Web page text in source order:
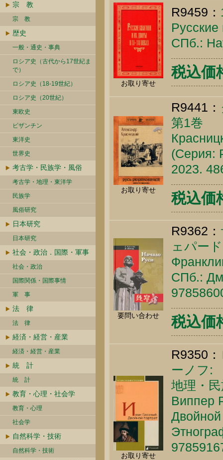
宗 教
宗 教
歴史
一般・通史・事典
ロシア史（古代から17世紀ま
で）
ロシア史（18-19世紀）
ロシア史（20世紀）
東欧史
ビザンチン
東洋史
世界史
考古学・民族学・風俗
考古学・地理・東洋学
民族学
風俗研究
日本研究
日本研究
社会・政治．国際・軍事
社会・政治
国際関係・国際事情
軍 事
法 律
法 律
経済・経営・産業
経済・経営・産業
統 計
統 計
教育・心理・社会学
教育・心理
社会学
自然科学・技術
自然科学・技術
お取り寄せ
R9459：
СПб.:
税込価
お取り寄せ
R9441：
第1巻
(Серия:
2023.
税込価
要問い合わせ
R9362：
ェパー
СПб.:
税込価
お取り寄せ
R9350：
ーノフ:
地理・
Виппер